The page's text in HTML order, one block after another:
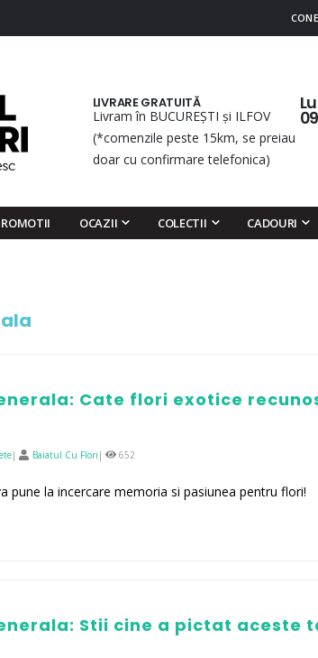
LIVRARE GRATUITĂ
Livram în BUCUREȘTI și ILFOV
(*comenzile peste 15km, se preiau
doar cu confirmare telefonica)
OCAZII COLECTII CADOURI
Cate flori exotice
| Baiatul Cu Flori | 652
pune la incercare memoria si pasiunea pentru flori!
Stii cine a pictat aceste